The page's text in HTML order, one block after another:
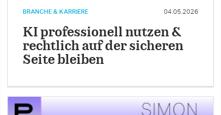
BRANCHE & KARRIERE 04.05.2026
KI professionell nutzen &
rechtlich auf der sicheren
Seite bleiben